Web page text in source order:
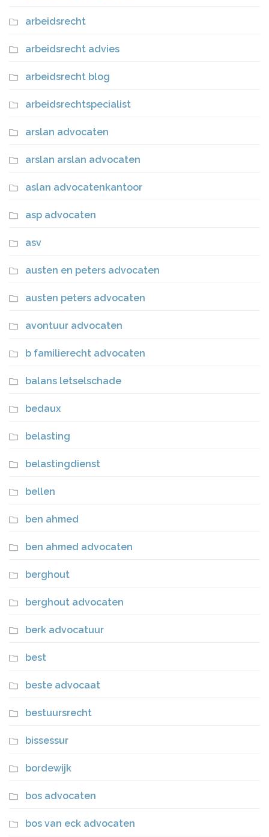
arbeidsrecht
arbeidsrecht advies
arbeidsrecht blog
arbeidsrechtspecialist
arslan advocaten
arslan arslan advocaten
aslan advocatenkantoor
asp advocaten
asv
austen en peters advocaten
austen peters advocaten
avontuur advocaten
b familierecht advocaten
balans letselschade
bedaux
belasting
belastingdienst
bellen
ben ahmed
ben ahmed advocaten
berghout
berghout advocaten
berk advocatuur
best
beste advocaat
bestuursrecht
bissessur
bordewijk
bos advocaten
bos van eck advocaten